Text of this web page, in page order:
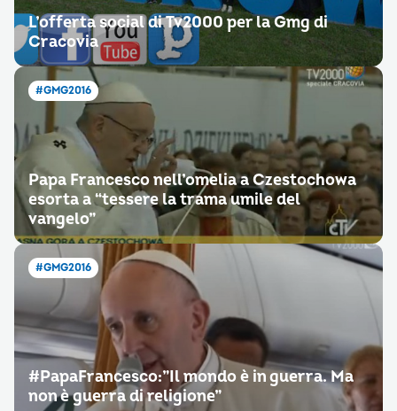
L’offerta social di Tv2000 per la Gmg di
Cracovia
#GMG2016
Papa Francesco nell’omelia a Czestochowa
esorta a “tessere la trama umile del
vangelo”
#GMG2016
#PapaFrancesco:”Il mondo è in guerra. Ma
non è guerra di religione”